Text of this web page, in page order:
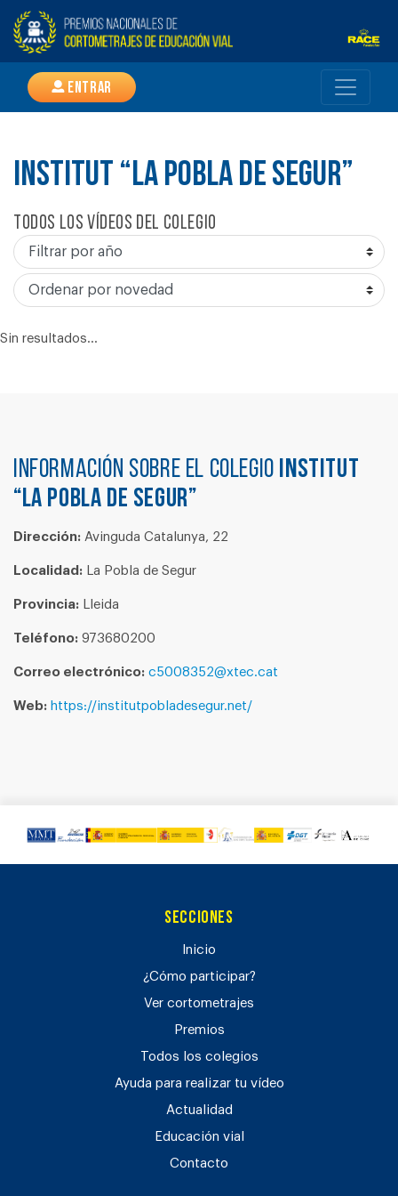
Entrar
INSTITUT “LA POBLA DE SEGUR”
Todos los vídeos del colegio
Sin resultados...
Información sobre el colegio INSTITUT
“LA POBLA DE SEGUR”
Dirección: Avinguda Catalunya, 22
Localidad: La Pobla de Segur
Provincia: Lleida
Teléfono: 973680200
Correo electrónico: c5008352@xtec.cat
Web: https://institutpobladesegur.net/
Secciones
Inicio
¿Cómo participar?
Ver cortometrajes
Premios
Todos los colegios
Ayuda para realizar tu vídeo
Actualidad
Educación vial
Contacto